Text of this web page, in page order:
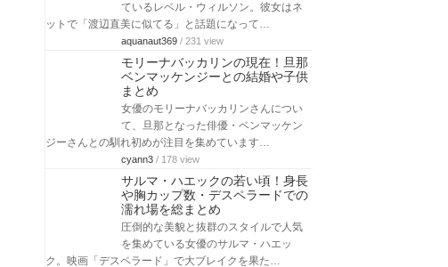
ているレベル・ウィルソン。彼女はネ
ットで「渡辺直美に似てる」と話題になって…
aquanaut369 / 231 view
モリーナバッカリンの現在！旦那
ベンマッケンジーとの結婚や子供
まとめ
女優のモリーナバッカリンさんについ
て、旦那となった俳優・ベンマッケン
ジーさんとの馴れ初めが注目を集めています…
cyann3 / 178 view
サルマ・ハエックの若い頃！身長
や胸カップ数・デスペラードでの
濡れ場を総まとめ
圧倒的な美貌と抜群のスタイルで人気
を集めている女優のサルマ・ハエッ
ク。映画「デスペラード」で大ブレイクを果た…